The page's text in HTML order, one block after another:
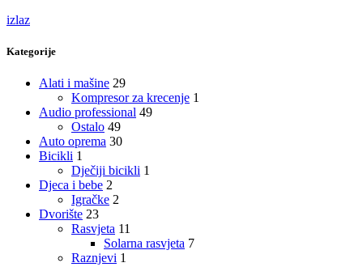
izlaz
Kategorije
Alati i mašine 29
Kompresor za krecenje 1
Audio professional 49
Ostalo 49
Auto oprema 30
Bicikli 1
Dječiji bicikli 1
Djeca i bebe 2
Igračke 2
Dvorište 23
Rasvjeta 11
Solarna rasvjeta 7
Raznjevi 1